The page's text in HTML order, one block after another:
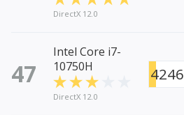
DirectX 12.0
47
Intel Core i7-
10750H
DirectX 12.0
4246